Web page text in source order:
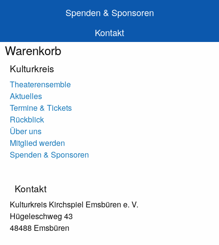
Spenden & Sponsoren
Kontakt
Warenkorb
Kulturkreis
Theaterensemble
Aktuelles
Termine & Tickets
Rückblick
Über uns
Mitglied werden
Spenden & Sponsoren
Kontakt
Kulturkreis Kirchspiel Emsbüren e. V.
Hügeleschweg 43
48488 Emsbüren